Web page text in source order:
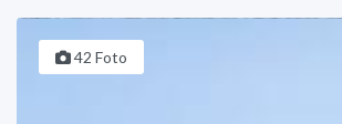
42 Foto